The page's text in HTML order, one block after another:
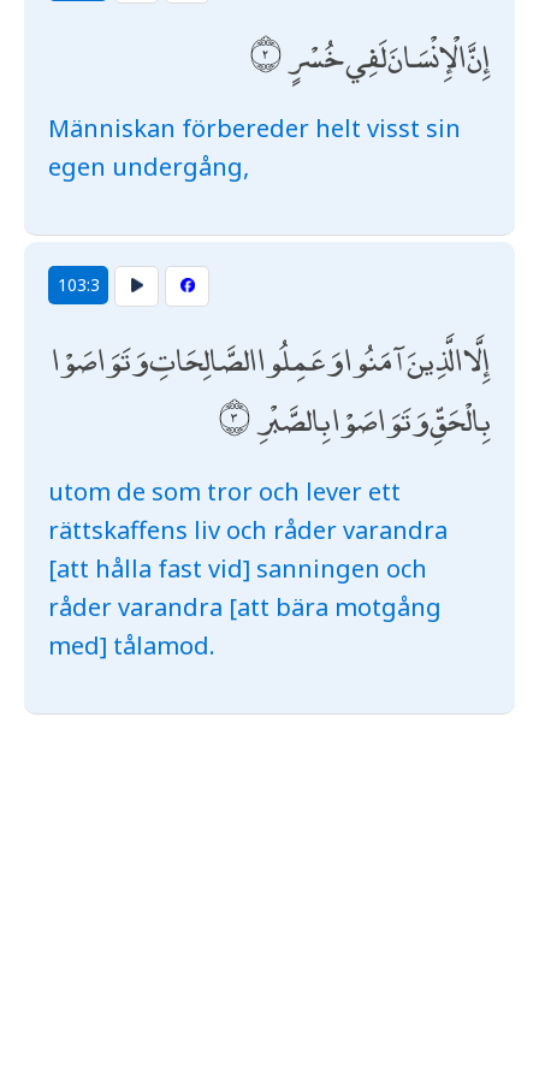
إِنَّ الْإِنْسَانَ لَفِي خُسْرٍ
Människan förbereder helt visst sin
egen undergång,
103:3
إِلَّا الَّذِينَ آمَنُوا وَعَمِلُوا الصَّالِحَاتِ وَتَوَاصَوْا
بِالْحَقِّ وَتَوَاصَوْا بِالصَّبْرِ
utom de som tror och lever ett
rättskaffens liv och råder varandra
[att hålla fast vid] sanningen och
råder varandra [att bära motgång
med] tålamod.